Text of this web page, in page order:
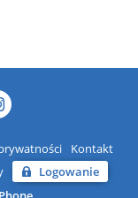
Kontakt
Logowanie